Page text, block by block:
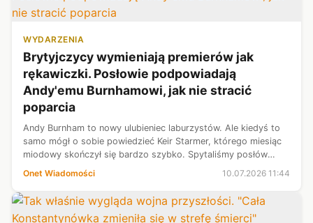
WYDARZENIA
Brytyjczycy wymieniają premierów jak
rękawiczki. Posłowie podpowiadają
Andy'emu Burnhamowi, jak nie stracić
poparcia
Andy Burnham to nowy ulubieniec laburzystów. Ale kiedyś to
samo mógł o sobie powiedzieć Keir Starmer, którego miesiąc
miodowy skończył się bardzo szybko. Spytaliśmy posłów
Partii Pracy, co powinien robić ich przyszły lider, by zapobiec
Onet Wiadomości 10.07.2026 11:44